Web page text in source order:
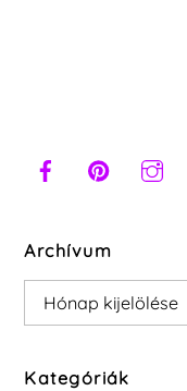
Archívum
Archívum
Kategóriák